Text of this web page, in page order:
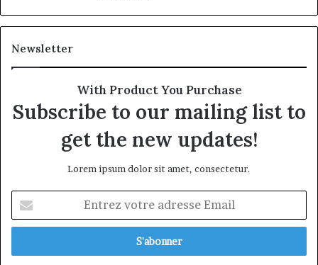
Newsletter
With Product You Purchase
Subscribe to our mailing list to
get the new updates!
Lorem ipsum dolor sit amet, consectetur.
votre
adresse